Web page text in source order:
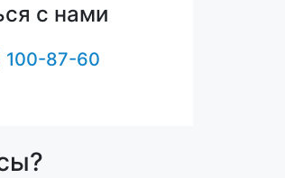
с нами
100-87-60